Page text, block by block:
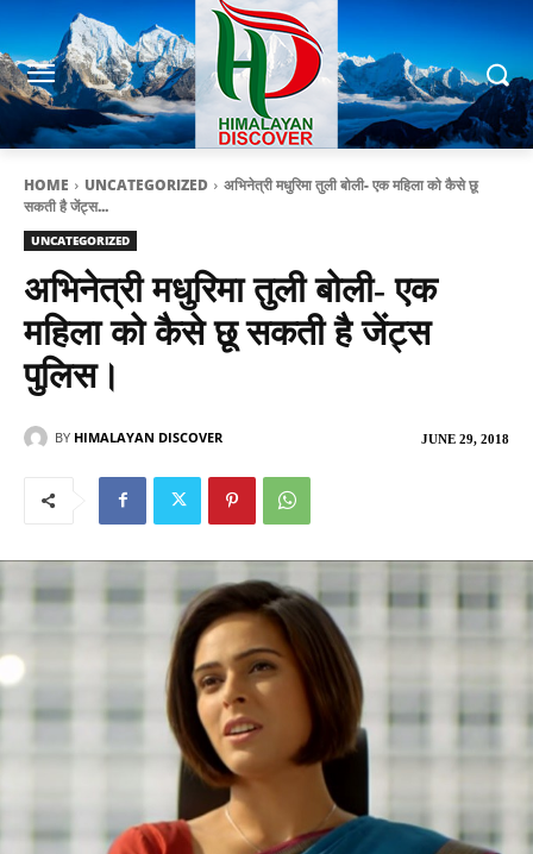
HOME UNCATEGORIZED
अभिनेत्री मधुरिमा तुली बोली- एक महिला को कैसे छू
सकती है जेंट्स...
UNCATEGORIZED
अभिनेत्री मधुरिमा तुली बोली- एक
महिला को कैसे छू सकती है जेंट्स
पुलिस।
JUNE 29, 2018
BY HIMALAYAN DISCOVER